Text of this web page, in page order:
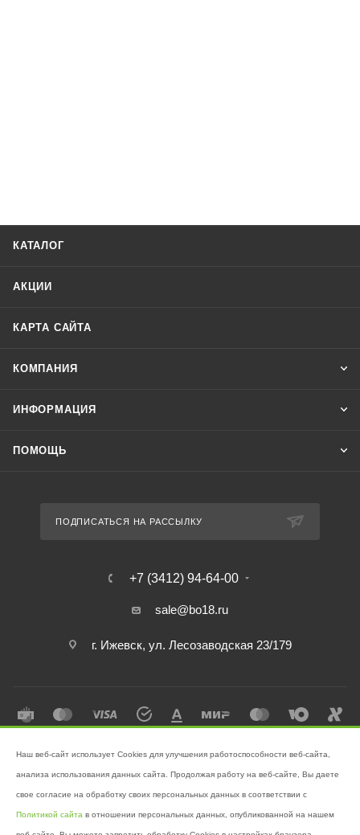
КАТАЛОГ
АКЦИИ
КАРТА САЙТА
КОМПАНИЯ
ИНФОРМАЦИЯ
ПОМОЩЬ
ПОДПИСАТЬСЯ НА РАССЫЛКУ
+7 (3412) 94-64-00
sale@bo18.ru
г. Ижевск, ул. Лесозаводская 23/179
поддержании чистоты!
Наш веб-сайт использует Cookies для улучшения работоспособности веб-сайта,
анализа использования данных сайта. Продолжая работу на веб-сайте, Вы даете
свое согласие на обработку своих персональных данных в соответствии с
Политикой сайта в отношении персональных данных, опубликованной на нашем